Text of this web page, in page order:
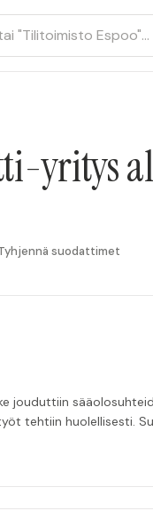
yritys
suodattimet
jouduttiin
tehtiin huolellisesti.